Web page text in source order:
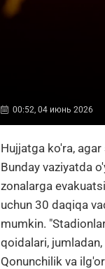
00:52, 04 июнь 2026
Hujjatga ko'ra,
Bunday vaziyatda
zonalarga
uchun 30 daqiqa
mumkin.
qoidalari,
Qonunchilik va